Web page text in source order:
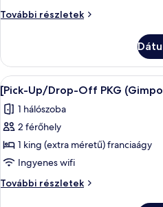
[Airport
Transfer
Way)]
Premium
Queen
További részletek
[Airport
Premium
Queen
további
részletei
A
következő
szoba
összes
képének
megtekintése:
[Pick-
Up/Drop-
3
[Pick-Up/Drop-Off PKG
1 hálószoba
2 férőhely
1 king (extra méretű) franciaágy
Ingyenes wifi
További részletek
[Pick-